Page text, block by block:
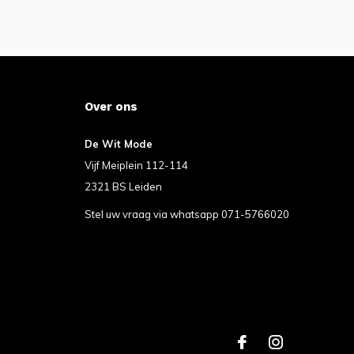
Over ons
De Wit Mode
Vijf Meiplein 112-114
2321 BS Leiden
Stel uw vraag via whatsapp 071-5766020